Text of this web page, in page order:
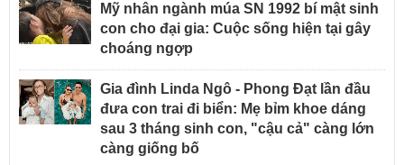
Mỹ nhân ngành múa SN 1992 bí mật sinh
con cho đại gia: Cuộc sống hiện tại gây
choáng ngợp
Gia đình Linda Ngô - Phong Đạt lần đầu
đưa con trai đi biển: Mẹ bỉm khoe dáng
sau 3 tháng sinh con, "cậu cả" càng lớn
càng giống bố